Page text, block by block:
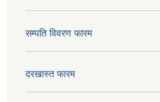
सम्पति विवरण फारम
दरखास्त फारम